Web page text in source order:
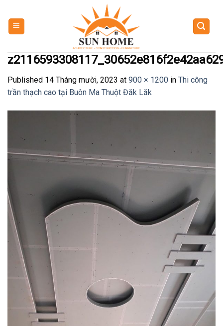
content
Published 14 Tháng mười, 2023 at 900 × 1200 in Thi công
trần thạch cao tại Buôn Ma Thuột Đăk Lăk